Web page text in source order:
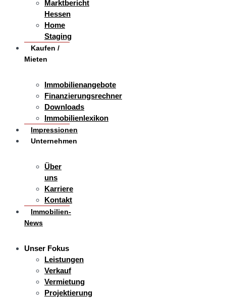
Marktbericht
Hessen
Home
Staging
Kaufen /
Mieten
Immobilienangebote
Finanzierungsrechner
Downloads
Immobilienlexikon
Impressionen
Unternehmen
Über
uns
Karriere
Kontakt
Immobilien-
News
Unser Fokus
Leistungen
Verkauf
Vermietung
Projektierung